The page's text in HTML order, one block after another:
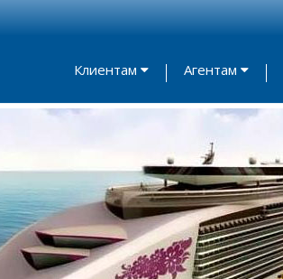
Клиентам Агентам